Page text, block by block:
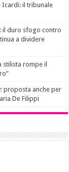
Icardi: il tribunale
il duro sfogo contro
a dividere
stilista rompe il
proposta anche per
De Filippi